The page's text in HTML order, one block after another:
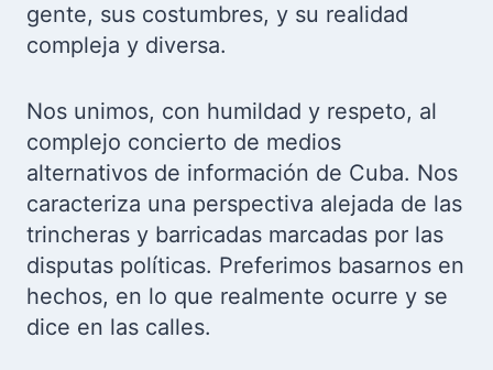
gente, sus costumbres, y su realidad
compleja y diversa.
Nos unimos, con humildad y respeto, al
complejo concierto de medios
alternativos de información de Cuba. Nos
caracteriza una perspectiva alejada de las
trincheras y barricadas marcadas por las
disputas políticas. Preferimos basarnos en
hechos, en lo que realmente ocurre y se
dice en las calles.